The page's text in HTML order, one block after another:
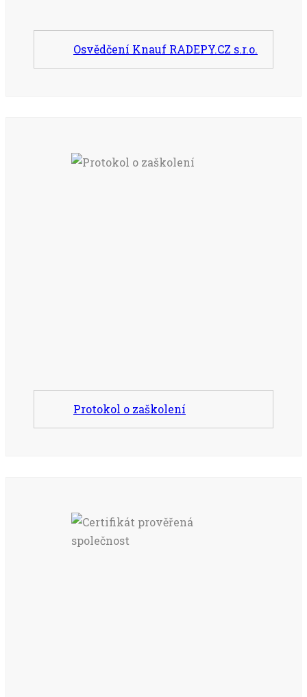
Osvědčení Knauf RADEPY.CZ s.r.o.
Protokol o zaškolení